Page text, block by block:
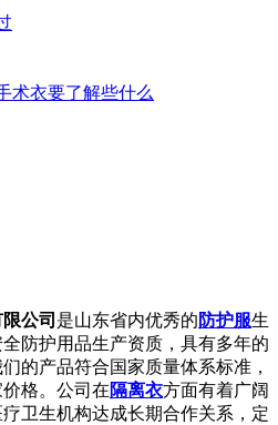
术衣要了解些什么
公司 是山东省内优秀的 防护服生
防护用品生产资质，具有多年的
的产品符合国家质量体系标准，
格。公司在隔离衣方面有着广阔
卫生机构达成长期合作关系，定